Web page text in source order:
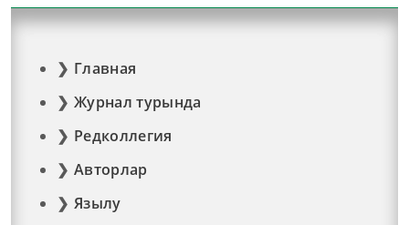
Главная
Журнал турында
Редколлегия
Авторлар
Язылу